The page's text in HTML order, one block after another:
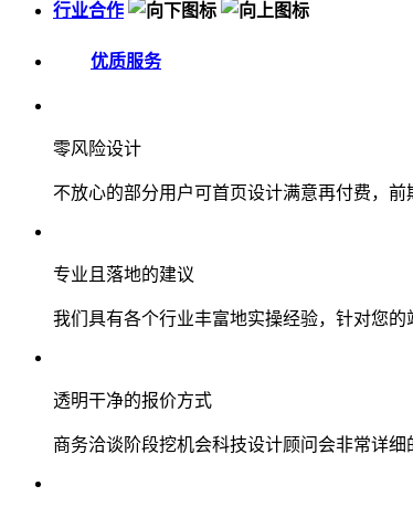
行业合作
优质服务
零风险设计
不放心的部分用户可首页设计满意再付费，
专业且落地的建议
我们具有各个行业丰富地实操经验，针对您
透明干净的报价方式
商务洽谈阶段挖机会科技设计顾问会非常详